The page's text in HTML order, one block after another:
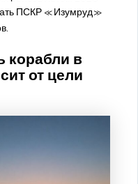
ПСКР «Изумруд»
корабли в
от цели